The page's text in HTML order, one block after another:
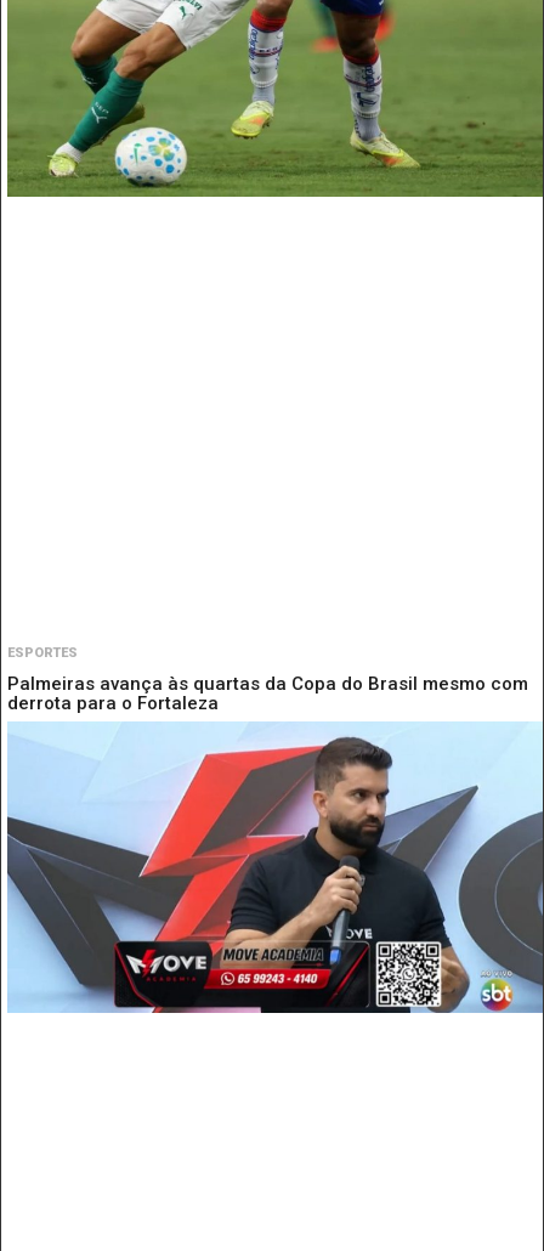
ESPORTES
Palmeiras avança às quartas da Copa do Brasil mesmo com
derrota para o Fortaleza